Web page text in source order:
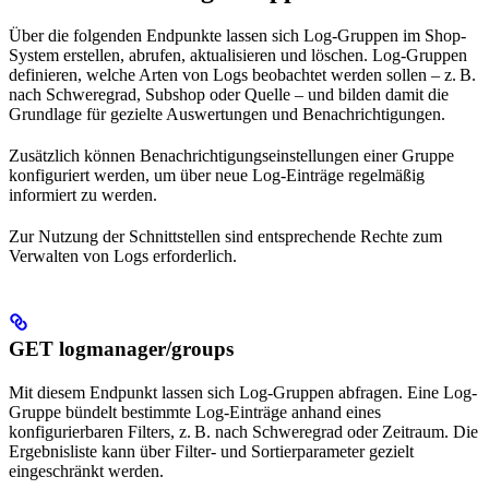
Über die folgenden Endpunkte lassen sich Log-Gruppen im Shop-
System erstellen, abrufen, aktualisieren und löschen. Log-Gruppen
definieren, welche Arten von Logs beobachtet werden sollen – z. B.
nach Schweregrad, Subshop oder Quelle – und bilden damit die
Grundlage für gezielte Auswertungen und Benachrichtigungen.
Zusätzlich können Benachrichtigungseinstellungen einer Gruppe
konfiguriert werden, um über neue Log-Einträge regelmäßig
informiert zu werden.
Zur Nutzung der Schnittstellen sind entsprechende Rechte zum
Verwalten von Logs erforderlich.
GET logmanager/groups
Mit diesem Endpunkt lassen sich Log-Gruppen abfragen. Eine Log-
Gruppe bündelt bestimmte Log-Einträge anhand eines
konfigurierbaren Filters, z. B. nach Schweregrad oder Zeitraum. Die
Ergebnisliste kann über Filter- und Sortierparameter gezielt
eingeschränkt werden.